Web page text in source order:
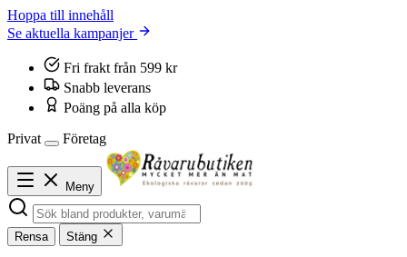
Hoppa till innehåll
Se aktuella kampanjer
Fri frakt från 599 kr
Snabb leverans
Poäng på alla köp
Privat
Företag
Meny
Rensa Stäng